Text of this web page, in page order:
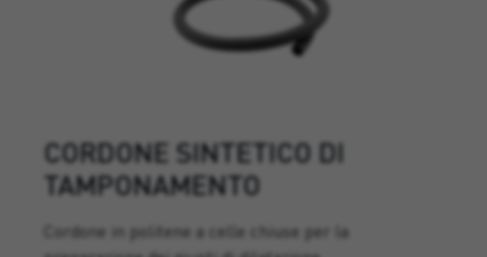
CORDONE SINTETICO DI
TAMPONAMENTO
Cordone in politene a celle chiuse per la